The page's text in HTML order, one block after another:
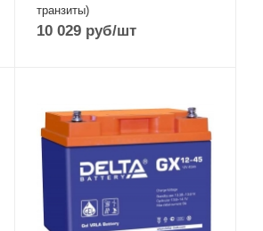
транзиты)
10 029руб/шт